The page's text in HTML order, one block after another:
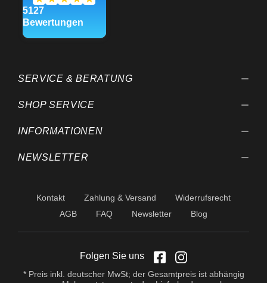
SERVICE & BERATUNG
SHOP SERVICE
INFORMATIONEN
NEWSLETTER
Kontakt Zahlung & Versand
Widerrufsrecht
AGB
FAQ Newsletter Blog
Folgen Sie uns
* Preis inkl. deutscher MwSt; der Gesamtpreis ist abhängig